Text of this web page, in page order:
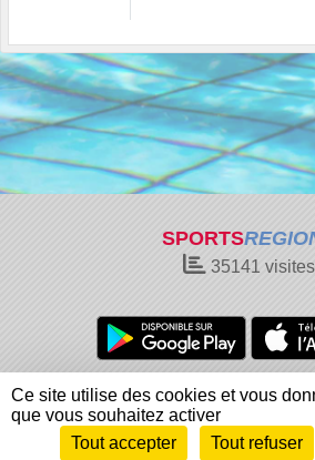
SPORTS
35141 visites
Charte cookies
Gestion
Informations légales
Signaler un
Envie de participer ?
Ce site utilise des cookies et vous
que vous souhaitez activer
Tout accepter
Tout refuser